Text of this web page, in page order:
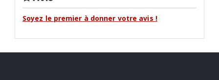
Soyez le premier à donner votre avis !